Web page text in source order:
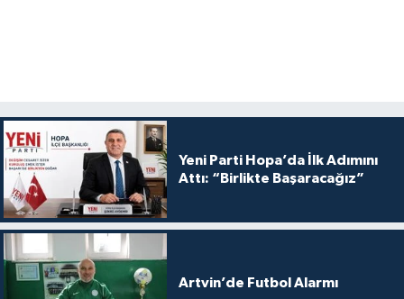
Yeni Parti Hopa’da İlk Adımını
Attı: “Birlikte Başaracağız”
Artvin’de Futbol Alarmı